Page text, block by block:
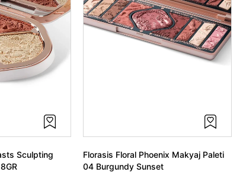
Sculpting
Florasis Floral Phoenix Makyaj Paleti
04 Burgundy Sunset